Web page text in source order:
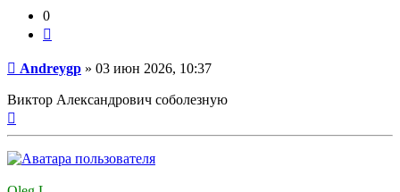
0
Сообщение
Andreygp » 03 июн 2026, 10:37
Виктор Александрович соболезную